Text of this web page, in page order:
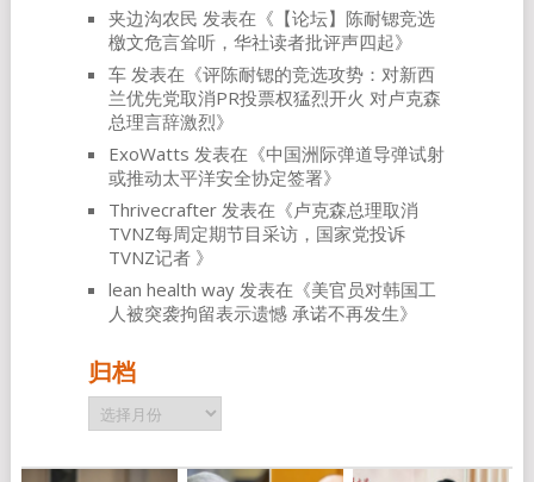
夹边沟农民 发表在《 【论坛】陈耐锶竞选
檄文危言耸听，华社读者批评声四起》
车发表在《评陈耐锶的竞选攻势：对新西
兰优先党取消PR投票权猛烈开火 对卢克森
总理言辞激烈》
ExoWatts 发表在《中国洲际弹道导弹试射
或推动太平洋安全协定签署》
Thrivecrafter发表在《卢克森总理取消
TVNZ每周定期节目采访，国家党投诉
TVNZ记者 》
lean health way发表在《美官员对韩国工
人被突袭拘留表示遗憾 承诺不再发生》
归档
归
档